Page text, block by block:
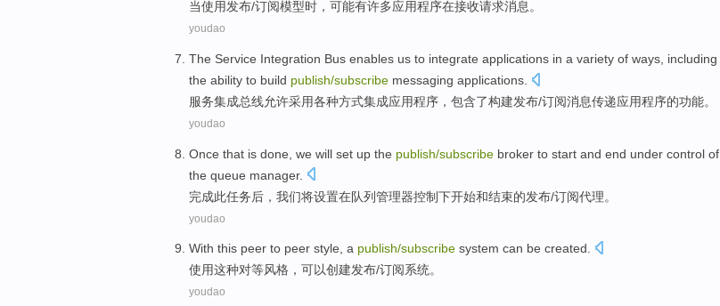
当使用发布/订阅模型时， 可能有许多应用程序在接收请求消息 。
youdao
The Service Integration Bus enables us to integrate applications in a variety of ways including
the ability to build publish/subscribe messaging applications.
服务集成总线允许采用各种方式集成应用程序， 包含了构建发布/订阅消息传递应用程序的功能。
youdao
Once that is done we will set up the publish/subscribe broker to start and end under control of
the queue manager.
完成此任务后 ， 我们将设置在队列管理器控制下开始和结束的发布/订阅代理。
youdao
With this peer to peer style, a publish/subscribe system can be created.
使用这种对等风格 ， 可以创建发布/订阅系统。
youdao